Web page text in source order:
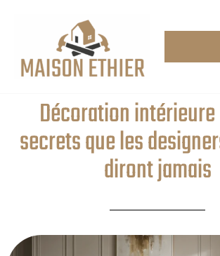
Décoration
secrets que les
diront jamais